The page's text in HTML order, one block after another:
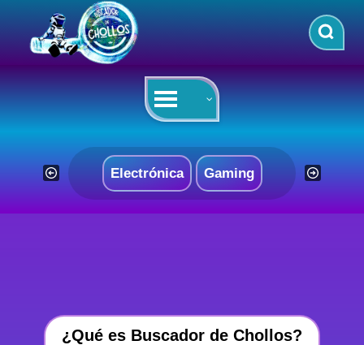
contenido
Electrónica Gaming
¿Qué es Buscador de Chollos?